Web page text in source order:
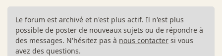
Le forum est archivé et n'est plus actif. Il n'est plus
possible de poster de nouveaux sujets ou de répondre à
des messages. N'hésitez pas à nous contacter si vous
avez des questions.